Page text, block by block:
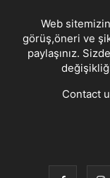
Web
görüş,öneri ve
paylaşınız.
Contact